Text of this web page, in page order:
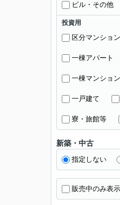
ビル・その他
投資用
区分マンション
一棟アパート
一棟マンション
一戸建て
寮・旅館等
新築・中古
指定しない
販売中のみ表示